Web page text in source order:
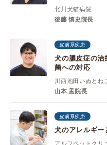
北川犬猫病院
後藤 慎史院長
皮膚系疾患
犬の膿皮症の治
菌への対応
川西池田いぬとね
山本 孟院長
皮膚系疾患
犬のアレルギー
アルフペットクリ